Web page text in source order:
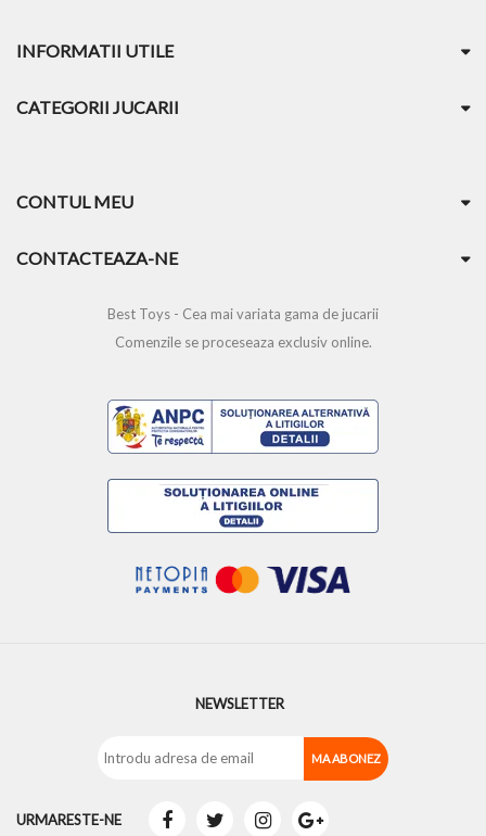
INFORMATII UTILE
CATEGORII JUCARII
CONTUL MEU
CONTACTEAZA-NE
Best Toys - Cea mai variata gama de jucarii
Comenzile se proceseaza exclusiv online.
NEWSLETTER
URMARESTE-NE